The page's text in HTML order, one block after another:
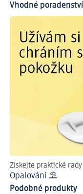
Vhodné poradenství
Získejte praktické
Opalování ⛱
Podobné produkty